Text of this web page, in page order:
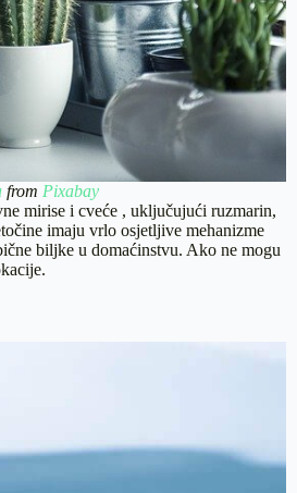
from Pixabay
mirise i cveće , uključujući ruzmarin,
imaju vrlo osjetljive mehanizme
biljke u domaćinstvu. Ako ne mogu